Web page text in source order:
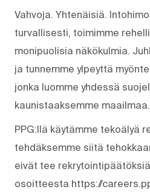
Vahvoja. Yhtenäisiä.
turvallisesti, toimimme
monipuolisia näkökulmia.
ja tunnemme ylpeyttä
jonka luomme yhdessä
kaunistaaksemme maailmaa.
PPG:llä käytämme tekoälyä
tehdäksemme siitä
eivät tee
osoitteesta https://